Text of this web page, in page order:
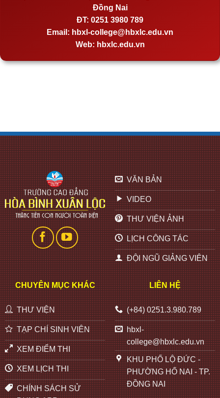
Đồng Nai
ĐT: 0251 3980 789
Email: hbxl-college@hbxlc.edu.vn
Web: hbxlc.edu.vn
VĂN BẢN
VIDEO
THƯ VIỆN ẢNH
LỊCH CÔNG TÁC
ĐỘI NGŨ GIẢNG VIÊN
CHUYÊN MỤC KHÁC
THƯ VIỆN
TẠP CHÍ SINH VIÊN
XEM ĐIỂM THI
XEM LỊCH THI
CHÍNH SÁCH SỬ
LIÊN HỆ
(+84) 0251.3.980.789
hbxl-
college@hbxlc.edu.vn
KHU PHỐ LỘ ĐỨC -
PHƯỜNG HỐ NAI - TP.
ĐỒNG NAI